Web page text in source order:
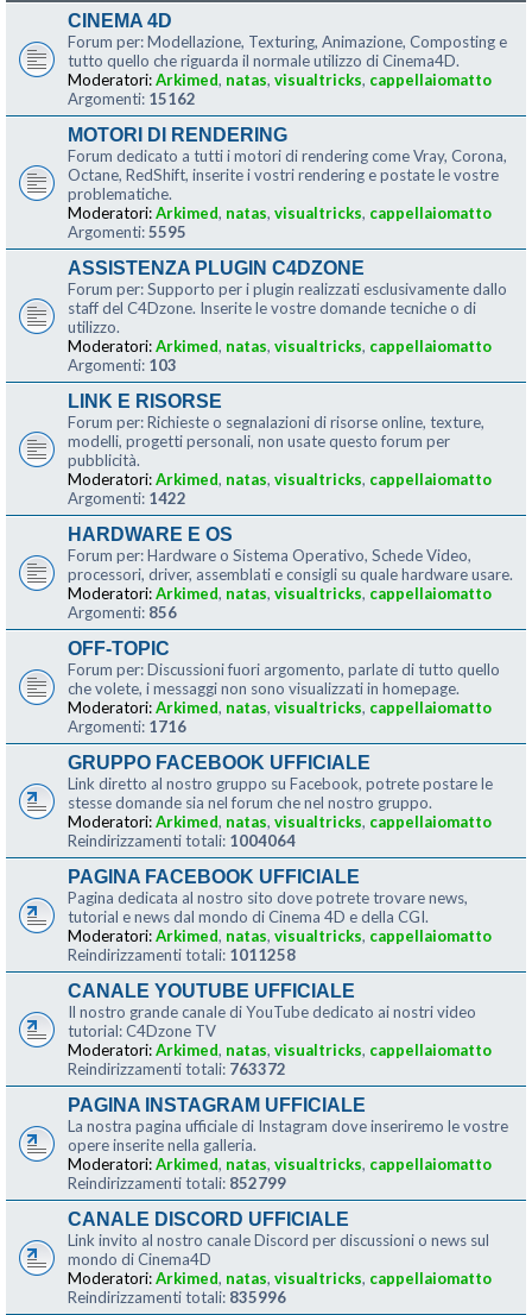
CINEMA 4D
Forum per: Modellazione, Texturing, Animazione, Composting e
tutto quello che riguarda il normale utilizzo di Cinema4D.
Moderatori:Arkimed, natas, visualtricks, cappellaiomatto
Argomenti: 15162
MOTORI DI RENDERING
Forum dedicato a tutti i motori di rendering come Vray, Corona,
Octane, RedShift, inserite i vostri rendering e postate le vostre
problematiche.
Moderatori:Arkimed, natas, visualtricks, cappellaiomatto
Argomenti:5595
ASSISTENZA PLUGIN C4DZONE
Forum per: Supporto per i plugin realizzati esclusivamente dallo
staff del C4Dzone. Inserite le vostre domande tecniche o di
utilizzo.
Moderatori:Arkimed, natas, visualtricks, cappellaiomatto
Argomenti: 103
LINK E RISORSE
Forum per: Richieste o segnalazioni di risorse online, texture,
modelli, progetti personali, non usate questo forum per
pubblicità.
Moderatori:Arkimed, natas, visualtricks, cappellaiomatto
Argomenti: 1422
HARDWARE E OS
Forum per: Hardware o Sistema Operativo, Schede Video,
processori, driver, assemblati e consigli su quale hardware usare.
Moderatori:Arkimed, natas, visualtricks, cappellaiomatto
Argomenti: 856
OFF-TOPIC
Forum per: Discussioni fuori argomento, parlate di tutto quello
che volete, i messaggi non sono visualizzati in homepage.
Moderatori:Arkimed, natas, visualtricks, cappellaiomatto
Argomenti: 1716
GRUPPO FACEBOOK UFFICIALE
Link diretto al nostro gruppo su Facebook, potrete postare le
stesse domande sia nel forum che nel nostro gruppo.
Moderatori:Arkimed, natas, visualtricks, cappellaiomatto
Reindirizzamenti totali: 1004064
PAGINA FACEBOOK UFFICIALE
Pagina dedicata al nostro sito dove potrete trovare news,
tutorial e news dal mondo di Cinema 4D e della CGI.
Moderatori:Arkimed, natas, visualtricks, cappellaiomatto
Reindirizzamenti totali: 1011258
CANALE YOUTUBE UFFICIALE
Il nostro grande canale di YouTube dedicato ai nostri video
tutorial: C4Dzone TV
Moderatori:Arkimed, natas, visualtricks, cappellaiomatto
Reindirizzamenti totali: 763372
PAGINA INSTAGRAM UFFICIALE
La nostra pagina ufficiale di Instagram dove inseriremo le vostre
opere inserite nella galleria.
Moderatori:Arkimed, natas, visualtricks, cappellaiomatto
Reindirizzamenti totali: 852799
CANALE DISCORD UFFICIALE
Link invito al nostro canale Discord per discussioni o news sul
mondo di Cinema4D
Moderatori:Arkimed, natas, visualtricks, cappellaiomatto
Reindirizzamenti totali: 835996